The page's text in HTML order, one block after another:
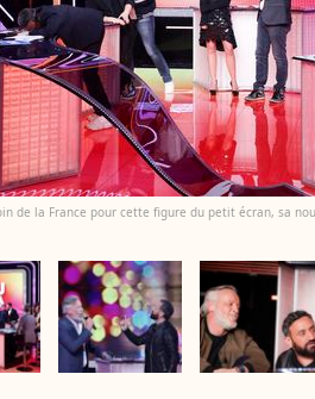
de la France pour cette figure du petit écran, sa